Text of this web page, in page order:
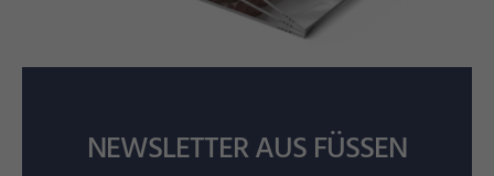
NEWSLETTER AUS FÜSSEN